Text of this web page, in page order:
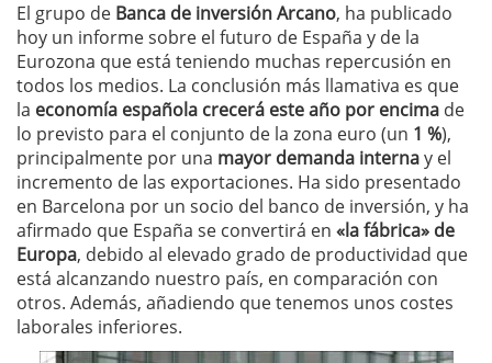
El grupo de Banca de inversión Arcano, ha publicado
hoy un informe sobre el futuro de España y de la
Eurozona que está teniendo muchas repercusión en
todos los medios. La conclusión más llamativa es que
la economía española crecerá este año por encima de
lo previsto para el conjunto de la zona euro (un 1 %),
principalmente por una mayor demanda internay el
incremento de las exportaciones. Ha sido presentado
en Barcelona por un socio del banco de inversión, y ha
afirmado que España se convertirá en «la fábrica» de
Europa, debido al elevado grado de productividad que
está alcanzando nuestro país, en comparación con
otros. Además, añadiendo que tenemos unos costes
laborales inferiores.